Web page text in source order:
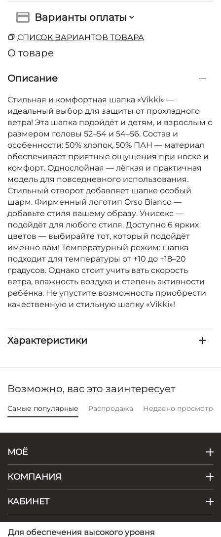
Варианты оплаты
СПИСОК ВАРИАНТОВ ТОВАРА
О товаре
Описание
Стильная и комфортная шапка «Vikki» —
идеальный выбор для защиты от прохладного
ветра! Эта шапка подойдёт и детям, и взрослым с
размером головы 52–54 и 54–56. Состав и
особенности: 50% хлопок, 50% ПАН — материал
обеспечивает приятные ощущения при носке и
комфорт. Однослойная — лёгкая и практичная
модель для повседневного использования.
Стильный отворот добавляет шапке особый
шарм. Фирменный логотип Orso Bianco —
добавьте стиля вашему образу. Унисекс —
подойдёт для любого стиля. Доступно 6 ярких
цветов — выбирайте тот, который подойдёт
именно вам! Температурный режим: шапка
подходит для температуры от +10 до +18–20
градусов. Однако стоит учитывать скорость
ветра, влажность воздуха и степень активности
ребёнка. Не упустите возможность приобрести
качественную и стильную шапку «Vikki»!
Характеристики
Возможно, вас это заинтересует
Самые популярные Распродажа Недавно
МОЁ
КОМПАНИЯ
КАБИНЕТ
КОНТАКТЫ
Для обеспечения высокого уровня